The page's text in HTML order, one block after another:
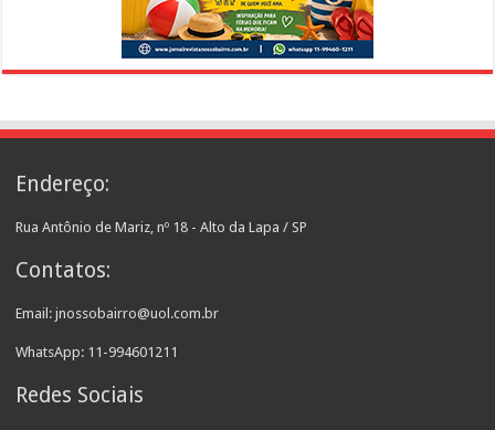
Endereço:
Rua Antônio de Mariz, nº 18 - Alto da Lapa / SP
Contatos:
Email: jnossobairro@uol.com.br
WhatsApp: 11-994601211
Redes Sociais